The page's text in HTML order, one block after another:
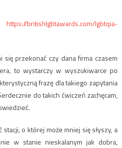
https://britishlgbtawards.com/lgbtqia-
się przekonać czy dana firma czasem
to wystarczy w wyszukiwarce po
frazę dla takiego zapytania
do takich ćwiczeń zachęcam,
o której może mniej się słyszy, a
w stanie nieskalanym jak dobra,